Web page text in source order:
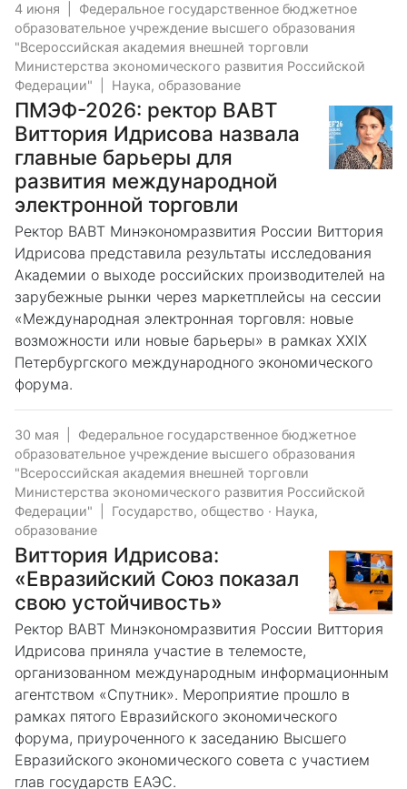
4 июня
Федеральное государственное бюджетное
образовательное учреждение высшего образования
"Всероссийская академия внешней торговли
Министерства экономического развития Российской
Федерации"
Наука, образование
ПМЭФ-2026: ректор ВАВТ
Виттория Идрисова назвала
главные барьеры для
развития международной
электронной торговли
Ректор ВАВТ Минэкономразвития России Виттория
Идрисова представила результаты исследования
Академии о выходе российских производителей на
зарубежные рынки через маркетплейсы на сессии
«Международная электронная торговля: новые
возможности или новые барьеры» в рамках XXIX
Петербургского международного экономического
форума.
30 мая
Федеральное государственное бюджетное
образовательное учреждение высшего образования
"Всероссийская академия внешней торговли
Министерства экономического развития Российской
Федерации"
Государство, общество · Наука,
образование
Виттория Идрисова:
«Евразийский Союз показал
свою устойчивость»
Ректор ВАВТ Минэкономразвития России Виттория
Идрисова приняла участие в телемосте,
организованном международным информационным
агентством «Спутник». Мероприятие прошло в
рамках пятого Евразийского экономического
форума, приуроченного к заседанию Высшего
Евразийского экономического совета с участием
глав государств ЕАЭС.